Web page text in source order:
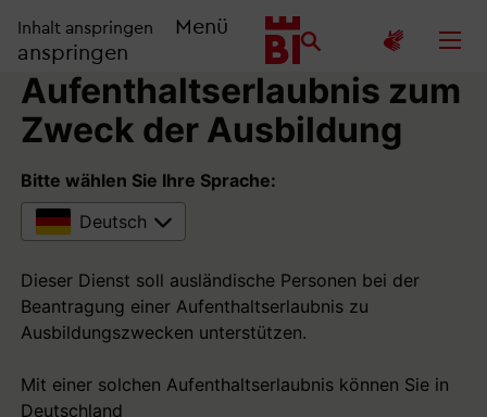
Inhalt anspringen
Menü
anspringen